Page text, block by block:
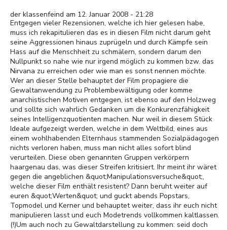
der klassenfeind am 12. Januar 2008 - 21:28
Entgegen vieler Rezensionen, welche ich hier gelesen habe,
muss ich rekapitulieren das es in diesen Film nicht darum geht
seine Aggressionen hinaus zuprügeln und durch Kämpfe sein
Hass auf die Menschheit zu schmälern, sondern darum den
Nullpunkt so nahe wie nur irgend möglich zu kommen bzw. das
Nirvana zu erreichen oder wie man es sonst nennen möchte.
Wer an dieser Stelle behauptet der Film propagiere die
Gewaltanwendung zu Problembewältigung oder komme
anarchistischen Motiven entgegen, ist ebenso auf den Holzweg
und sollte sich wahrlich Gedanken um die Konkurenzfähigkeit
seines Intelligenzquotienten machen. Nur weil in diesem Stück
Ideale aufgezeigt werden, welche in dem Weltbild, eines aus
einem wohlhabenden Elternhaus stammenden Sozialpädagogen
nichts verloren haben, muss man nicht alles sofort blind
verurteilen. Diese oben genannten Gruppen verkörpern
haargenau das, was dieser Streifen kritisiert. Ihr meint ihr wäret
gegen die angeblichen &quot;Manipulationsversuche&quot;,
welche dieser Film enthält resistent? Dann beruht weiter auf
euren &quot;Werten&quot; und guckt abends Popstars,
Topmodel und Kerner und behauptet weiter, dass ihr euch nicht
manipulieren lasst und euch Modetrends vollkommen kaltlassen.
(!)Um auch noch zu Gewaltdarstellung zu kommen: seid doch